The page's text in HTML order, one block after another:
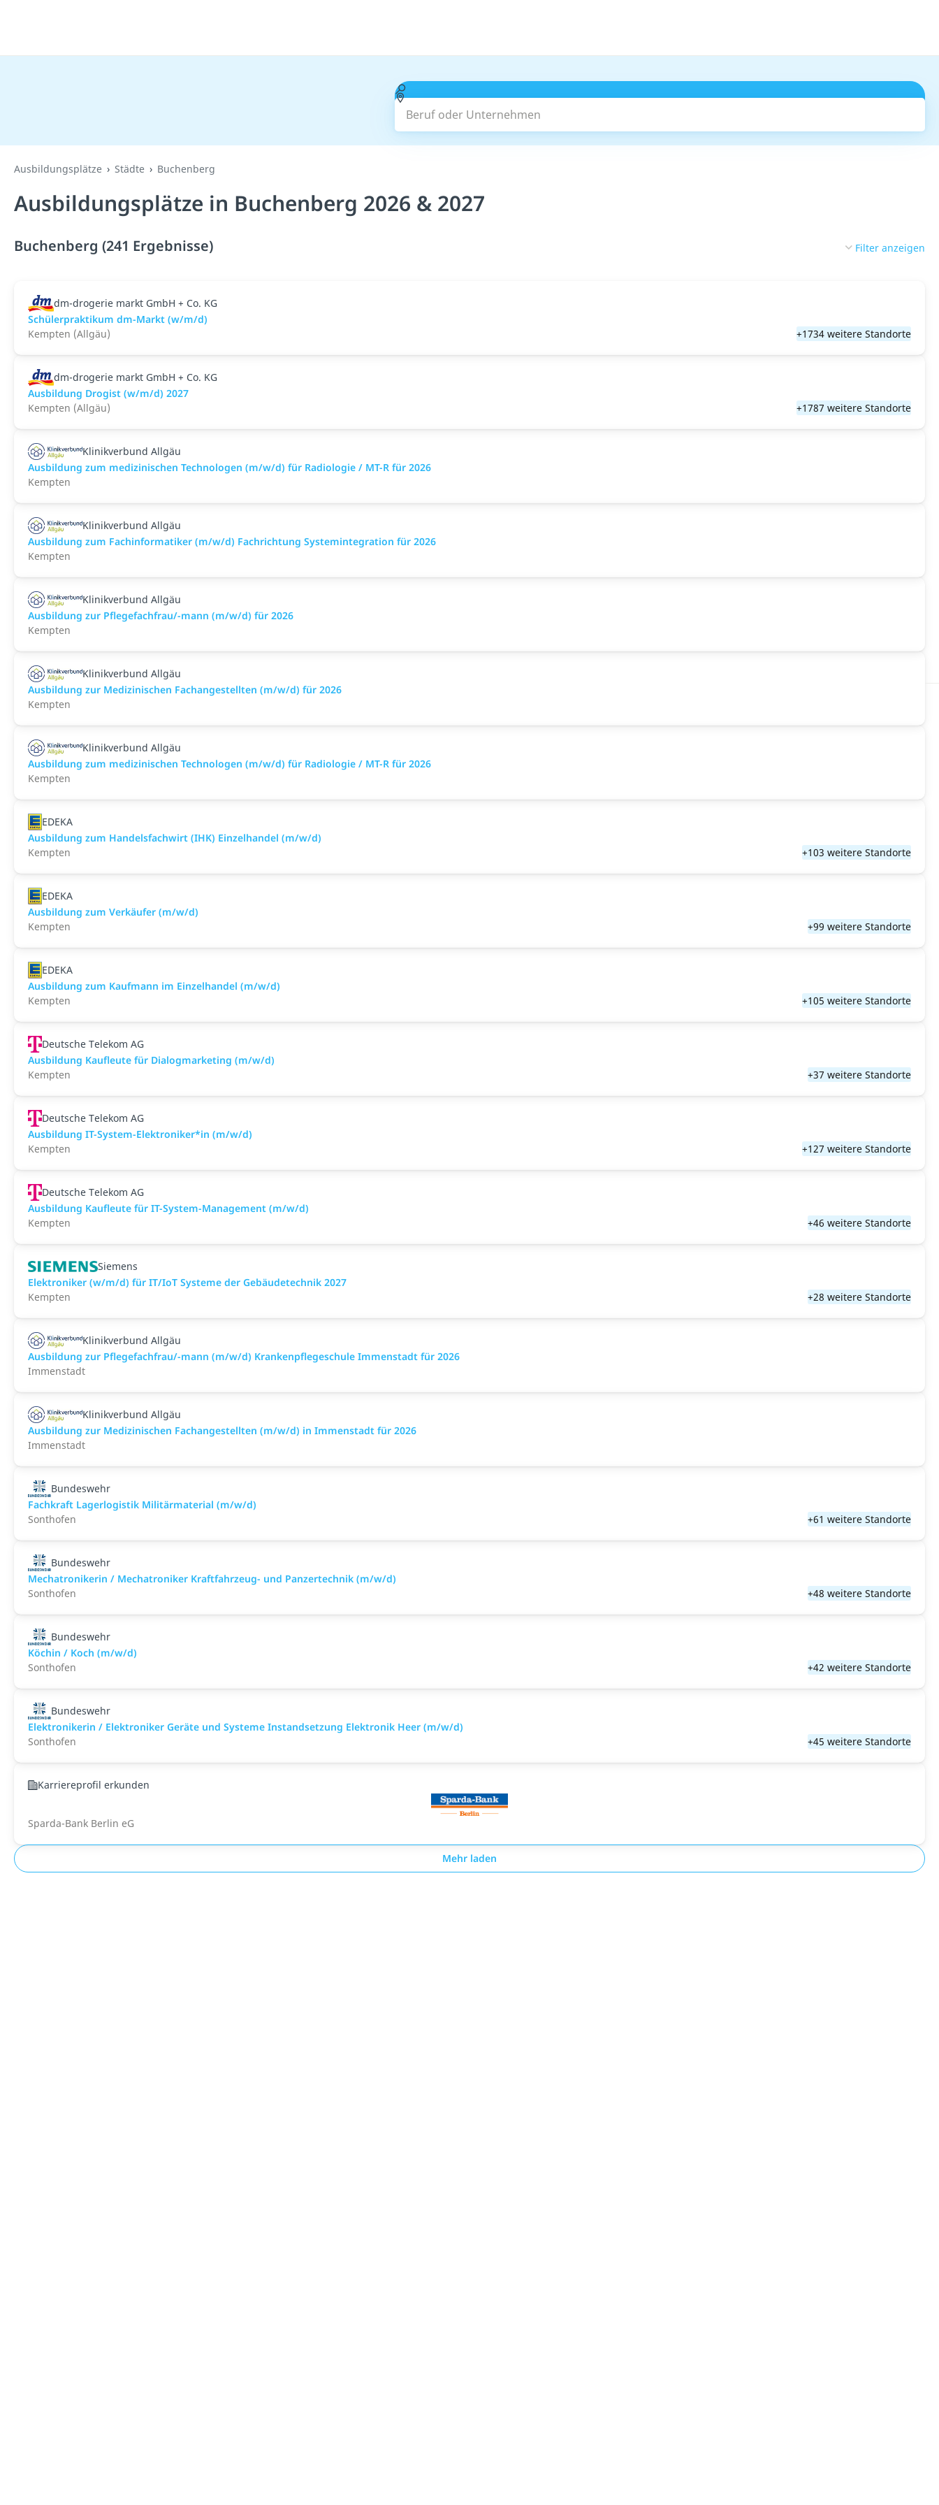
Beruf oder Unternehmen
Ausbildungsplätze Städte Buchenberg
Ausbildungsplätze in Buchenberg 2026 & 2027
Buchenberg (241 Ergebnisse) Filter anzeigen
dm-drogerie markt GmbH + Co. KG
Schülerpraktikum dm-Markt (w/m/d)
Kempten (Allgäu)
+1734 weitere Standorte
dm-drogerie markt GmbH + Co. KG
Ausbildung Drogist (w/m/d) 2027
Kempten (Allgäu)
+1787 weitere Standorte
Klinikverbund Allgäu
Ausbildung zum medizinischen Technologen (m/w/d) für Radiologie / MT-R für 2026
Kempten
Klinikverbund Allgäu
Ausbildung zum Fachinformatiker (m/w/d) Fachrichtung Systemintegration für 2026
Kempten
Klinikverbund Allgäu
Ausbildung zur Pflegefachfrau/-mann (m/w/d) für 2026
Kempten
Klinikverbund Allgäu
Ausbildung zur Medizinischen Fachangestellten (m/w/d) für 2026
Kempten
Klinikverbund Allgäu
Ausbildung zum medizinischen Technologen (m/w/d) für Radiologie / MT-R für 2026
Kempten
EDEKA
Ausbildung zum Handelsfachwirt (IHK) Einzelhandel (m/w/d)
Kempten
+103 weitere Standorte
EDEKA
Ausbildung zum Verkäufer (m/w/d)
Kempten
+99 weitere Standorte
EDEKA
Ausbildung zum Kaufmann im Einzelhandel (m/w/d)
Kempten
+105 weitere Standorte
Deutsche Telekom AG
Ausbildung Kaufleute für Dialogmarketing (m/w/d)
Kempten
+37 weitere Standorte
Deutsche Telekom AG
Ausbildung IT-System-Elektroniker*in (m/w/d)
Kempten
+127 weitere Standorte
Deutsche Telekom AG
Ausbildung Kaufleute für IT-System-Management (m/w/d)
Kempten
+46 weitere Standorte
Siemens
Elektroniker (w/m/d) für IT/IoT Systeme der Gebäudetechnik 2027
Kempten
+28 weitere Standorte
Klinikverbund Allgäu
Ausbildung zur Pflegefachfrau/-mann (m/w/d) Krankenpflegeschule Immenstadt für 2026
Immenstadt
Klinikverbund Allgäu
Ausbildung zur Medizinischen Fachangestellten (m/w/d) in Immenstadt für 2026
Immenstadt
Bundeswehr
Fachkraft Lagerlogistik Militärmaterial (m/w/d)
Sonthofen
+61 weitere Standorte
Bundeswehr
Mechatronikerin / Mechatroniker Kraftfahrzeug- und Panzertechnik (m/w/d)
Sonthofen
+48 weitere Standorte
Bundeswehr
Köchin / Koch (m/w/d)
Sonthofen
+42 weitere Standorte
Bundeswehr
Elektronikerin / Elektroniker Geräte und Systeme Instandsetzung Elektronik Heer (m/w/d)
Sonthofen
+45 weitere Standorte
Karriereprofil erkunden
Sparda-Bank Berlin eG
Mehr laden